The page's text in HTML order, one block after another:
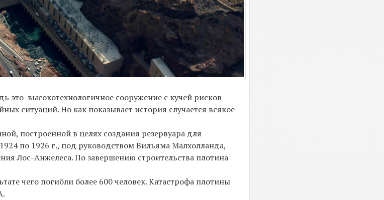
это высокотехнологичное сооружение с кучей рисков
ситуаций. Но как показывает история случается всякое
построенной в целях создания резервуара для
по 1926 г., под руководством Вильяма Малхолланда,
Лос-Анжелеса. По завершению строительства плотина
чего погибли более 600 человек. Катастрофа плотины